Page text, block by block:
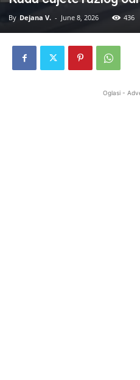
By Dejana V. - June 8, 2026 436
Oglasi -